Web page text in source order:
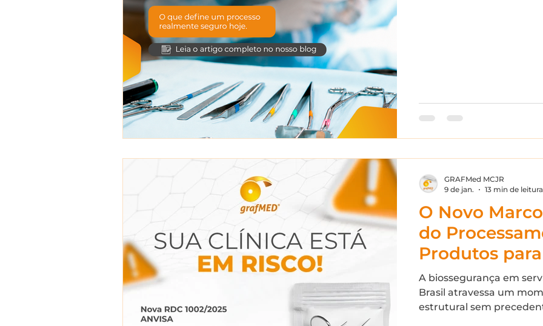
O Novo
do
Produtos
Odontologia:
da RDC 1002/
Evolução dos
A biossegurança em
Brasil atravessa um
estrutural sem
GRAFMed MCJR
9 de jan.
13 min de leitura